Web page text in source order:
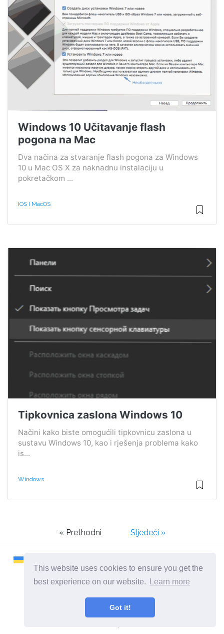
This website uses cookies to ensure you get the
best experience on our website.
Learn more
Got it!
Windows 10 Učitavanje flash
pogona na Mac
Dva načina za stvaranje flash pogona za Windows
10 u Mac OS X za naknadnu instalaciju u
pokretačkom ...
IOS I MacOS
Tipkovnica zaslona Windows 10
Načini kako biste omogućili tipkovnicu zaslona u
sustavu Windows 10, kao i rješenja problema kako
is...
Windows
« Prethodni Sljedeći »
2026 ©Remontcompa
Sve kategorije